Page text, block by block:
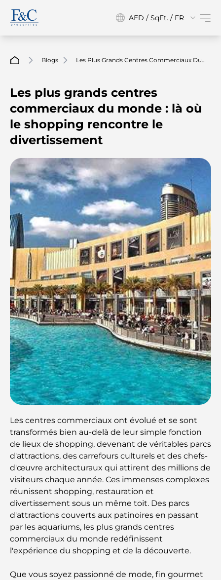
AED / SqFt. / FR
Blogs
Les Plus Grands Centres Commerciaux Du
Les plus grands centres
commerciaux du monde : là où
le shopping rencontre le
divertissement
Les centres commerciaux ont évolué et se sont
transformés bien au-delà de leur simple fonction
de lieux de shopping, devenant de véritables parcs
d'attractions, des carrefours culturels et des chefs-
d'œuvre architecturaux qui attirent des millions de
visiteurs chaque année. Ces immenses complexes
réunissent shopping, restauration et
divertissement sous un même toit. Des parcs
d'attractions couverts aux patinoires en passant
par les aquariums, les plus grands centres
commerciaux du monde redéfinissent
l'expérience du shopping et de la découverte.
Que vous soyez passionné de mode, fin gourmet